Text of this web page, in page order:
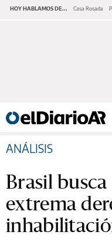
HOY HABLAMOS DE... Casa Rosada
ANÁLISIS
Brasil
extrema